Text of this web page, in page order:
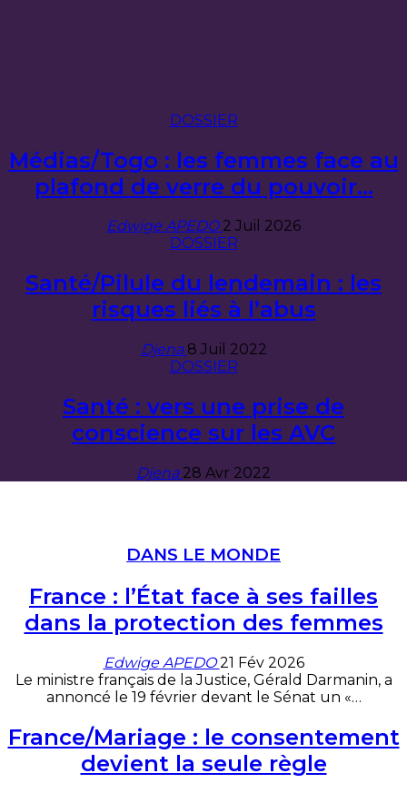
DOSSIER
Médias/Togo : les femmes face au
plafond de verre du pouvoir…
Edwige APEDO 2 Juil 2026
DOSSIER
Santé/Pilule du lendemain : les
risques liés à l’abus
Djena 8 Juil 2022
DOSSIER
Santé : vers une prise de
conscience sur les AVC
Djena 28 Avr 2022
DANS LE MONDE
France : l’État face à ses failles
dans la protection des femmes
Edwige APEDO21 Fév 2026
Le ministre français de la Justice, Gérald Darmanin, a
annoncé le 19 février devant le Sénat un «…
France/Mariage : le consentement
devient la seule règle